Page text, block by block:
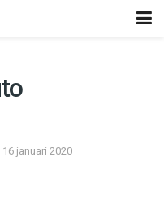
januari 2020